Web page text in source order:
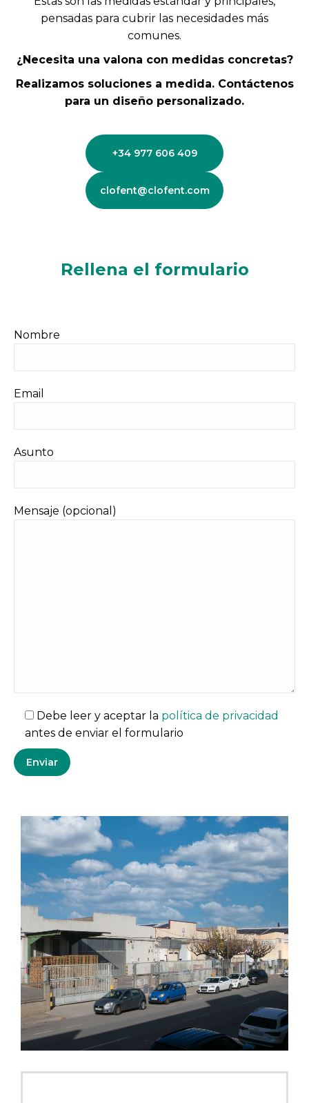
pensadas para cubrir las necesidades más
comunes.
¿Necesita una valona con medidas concretas?
Realizamos soluciones a medida. Contáctenos
para un diseño personalizado.
+34 977 606 409
clofent@clofent.com
Rellena el formulario
Nombre
Email
Asunto
Mensaje (opcional)
Debe leer y aceptar la política de privacidad
antes de enviar el formulario